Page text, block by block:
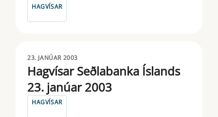
HAGVÍSAR
23. JANÚAR 2003
Hagvísar Seðlabanka Íslands
23. janúar 2003
HAGVÍSAR